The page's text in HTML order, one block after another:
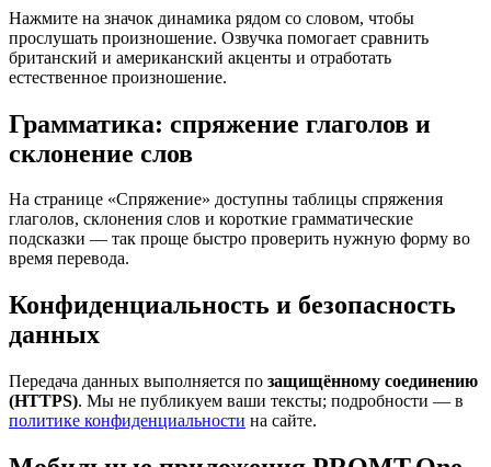
Нажмите на значок динамика рядом со словом, чтобы
прослушать произношение. Озвучка помогает сравнить
британский и американский акценты и отработать
естественное произношение.
Грамматика: спряжение глаголов и
склонение слов
На странице «Спряжение» доступны таблицы спряжения
глаголов, склонения слов и короткие грамматические
подсказки — так проще быстро проверить нужную форму во
время перевода.
Конфиденциальность и безопасность
данных
Передача данных выполняется по защищённому соединению
(HTTPS). Мы не публикуем ваши тексты; подробности — в
политике конфиденциальности на сайте.